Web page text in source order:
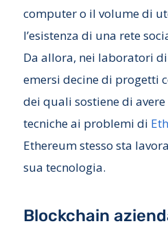
computer o il volume di
l’esistenza di una rete
Da allora, nei laboratori
emersi decine di progetti
dei quali sostiene di
tecniche ai problemi di
Ethereum stesso sta
sua tecnologia.
Blockchain